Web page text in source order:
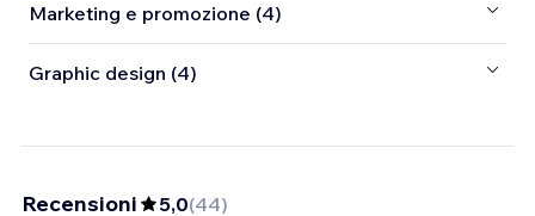
Marketing e promozione (4)
Graphic design (4)
Recensioni 5,0(44)